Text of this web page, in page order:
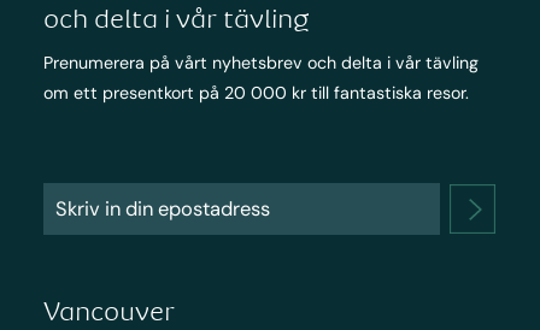
och delta i vår tävling
Prenumerera på vårt nyhetsbrev och delta i vår tävling
om ett presentkort på 20 000 kr till fantastiska resor.
Vancouver